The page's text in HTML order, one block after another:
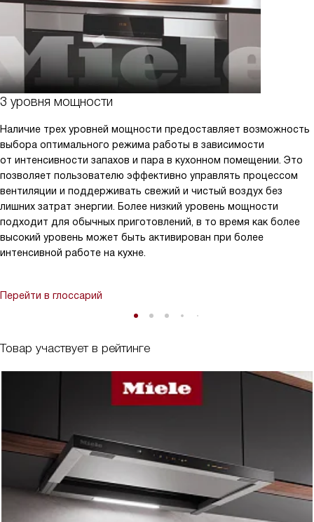
Товар участвует в рейтинге
3 уровня мощности
Наличие трех уровней мощности предоставляет возможность
выбора оптимального режима работы в зависимости
от интенсивности запахов и пара в кухонном помещении. Это
позволяет пользователю эффективно управлять процессом
вентиляции и поддерживать свежий и чистый воздух без
лишних затрат энергии. Более низкий уровень мощности
подходит для обычных приготовлений, в то время как более
высокий уровень может быть активирован при более
интенсивной работе на кухне.
Перейти в глоссарий